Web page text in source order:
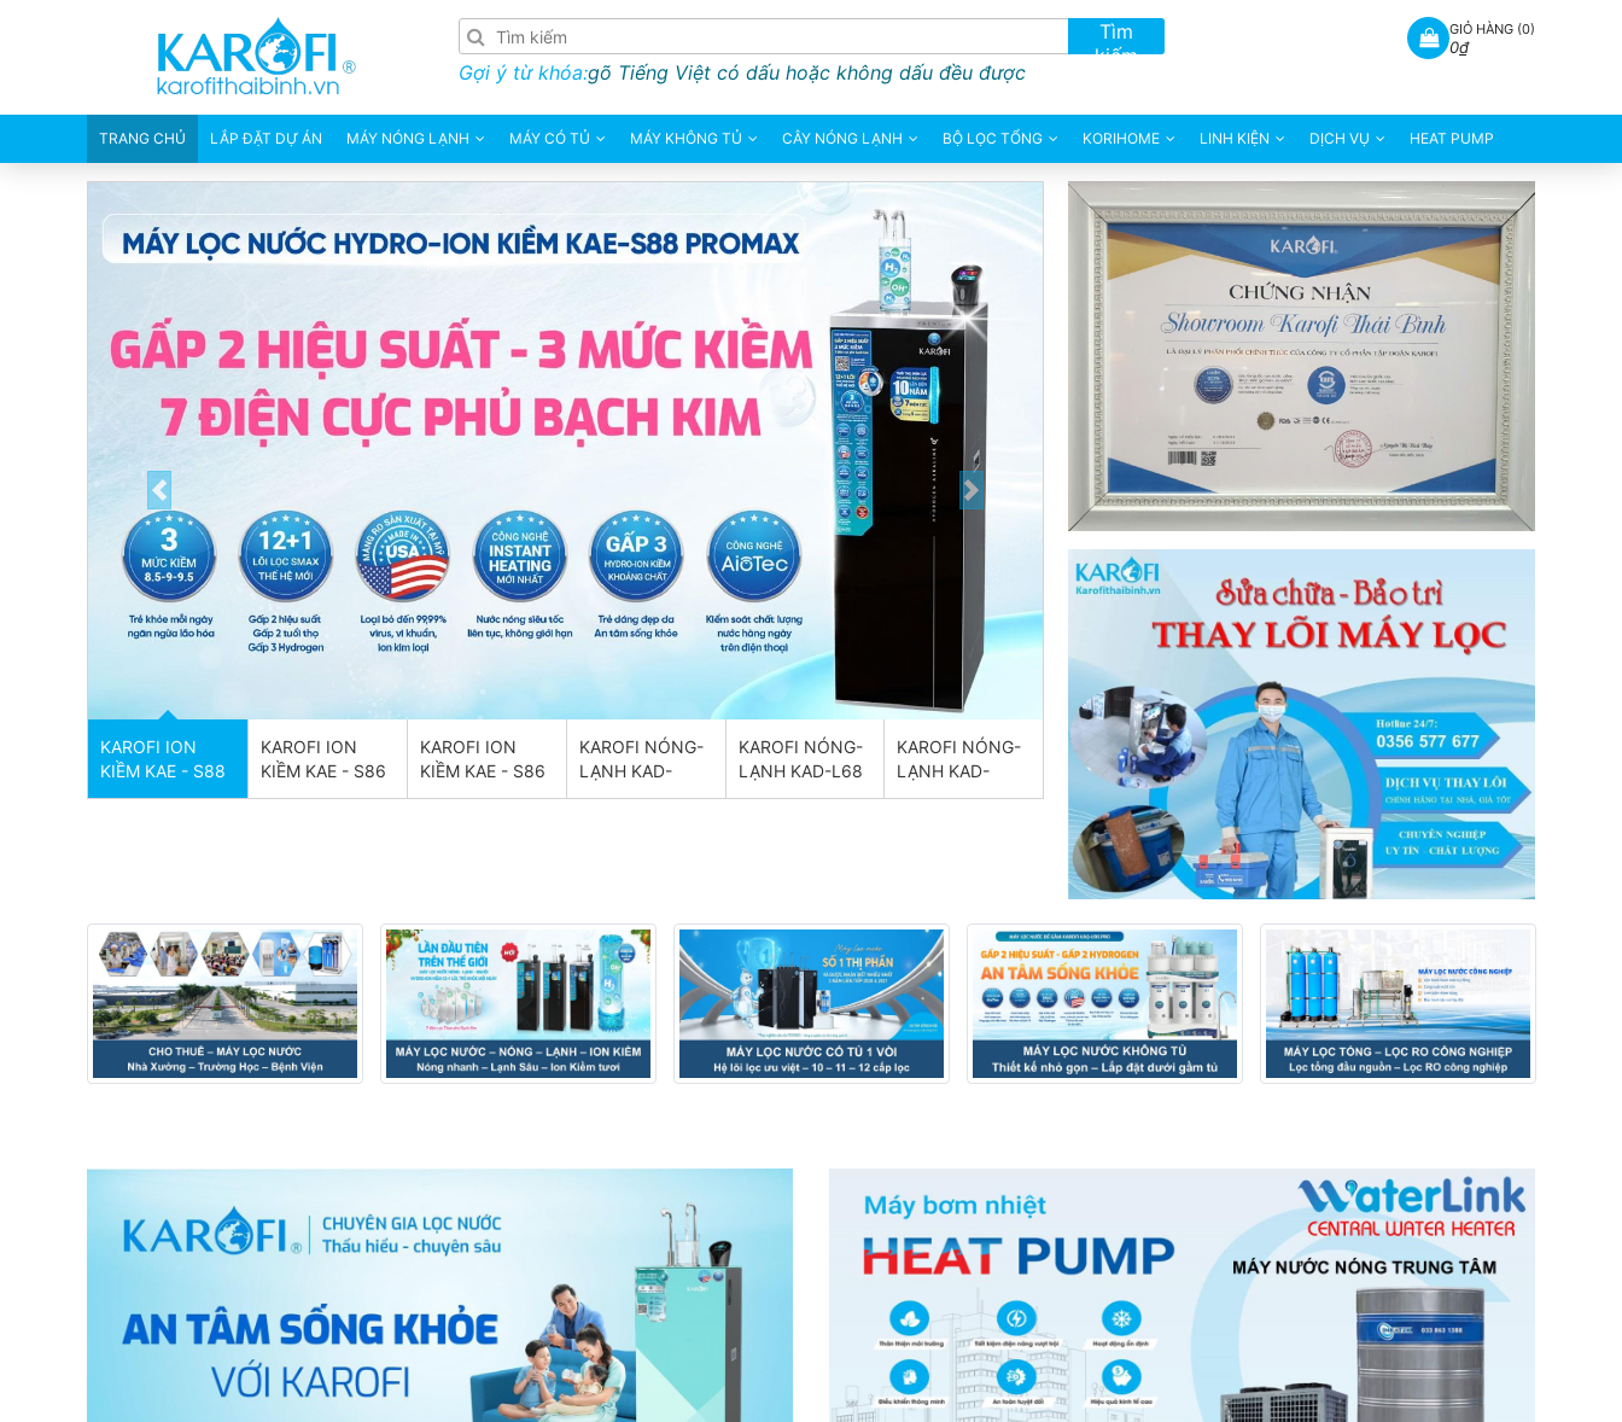
Tìm
kiếm
Gợi ý từ khóa:gõ Tiếng Việt có dấu hoặc không dấu đều được
GIỎ HÀNG (0)
0₫
TRANG CHỦ LẮP ĐẶT DỰ ÁN MÁY NÓNG LẠNH MÁY CÓ TỦ MÁY KHÔNG TỦ CÂY NÓNG LẠNH BỘ LỌC TỔNG KORIHOME LINH KIỆN DỊCH VỤ HEAT PUMP
KAROFI ION
KIỀM KAE - S88
PRO MAX
KAROFI ION
KIỀM KAE - S86
KAROFI ION
KIỀM KAE - S86
KAROFI NÓNG-
LẠNH KAD-
D66s PRO
KAROFI NÓNG-
LẠNH KAD-L68
KAROFI NÓNG-
LẠNH KAD-
D528
Previous Next